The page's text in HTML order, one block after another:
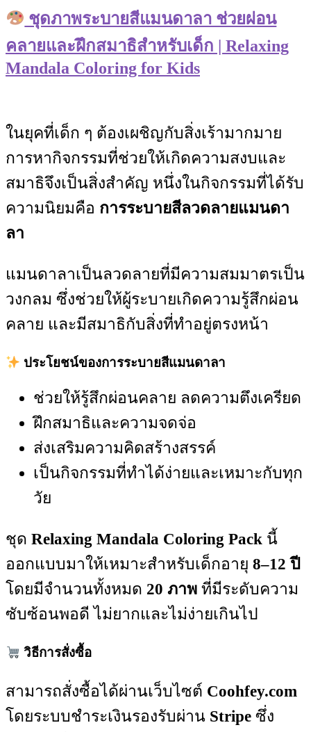
ชุดภาพระบายสีแมนดาลา ช่วยผ่อน
คลายและฝึกสมาธิสำหรับเด็ก | Relaxing
Mandala Coloring for Kids
ในยุคที่เด็ก ๆ ต้องเผชิญกับสิ่งเร้ามากมาย
การหากิจกรรมที่ช่วยให้เกิดความสงบและ
สมาธิจึงเป็นสิ่งสำคัญ หนึ่งในกิจกรรมที่ได้รับ
ความนิยมคือ การระบายสีลวดลายแมนดา
ลา
แมนดาลาเป็นลวดลายที่มีความสมมาตรเป็น
วงกลม ซึ่งช่วยให้ผู้ระบายเกิดความรู้สึกผ่อน
คลาย และมีสมาธิกับสิ่งที่ทำอยู่ตรงหน้า
ประโยชน์ของการระบายสีแมนดาลา
ช่วยให้รู้สึกผ่อนคลาย ลดความตึงเครียด
ฝึกสมาธิและความจดจ่อ
ส่งเสริมความคิดสร้างสรรค์
เป็นกิจกรรมที่ทำได้ง่ายและเหมาะกับทุก
วัย
ชุด Relaxing Mandala Coloring Pack นี้
ออกแบบมาให้เหมาะสำหรับเด็กอายุ 8–12 ปี
โดยมีจำนวนทั้งหมด 20 ภาพ ที่มีระดับความ
ซับซ้อนพอดี ไม่ยากและไม่ง่ายเกินไป
วิธีการสั่งซื้อ
สามารถสั่งซื้อได้ผ่านเว็บไซต์ Coohfey.com
โดยระบบชำระเงินรองรับผ่าน Stripe ซึ่ง